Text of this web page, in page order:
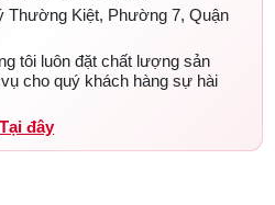
Thường Kiệt, Phường 7, Quận
tôi luôn đặt chất lượng sản
cho quý khách hàng sự hài
Tại đây